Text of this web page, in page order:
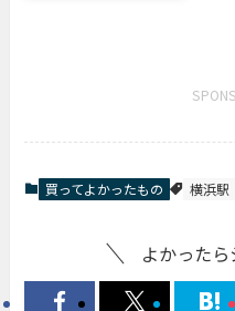
買ってよかったもの 横浜駅
よかったら